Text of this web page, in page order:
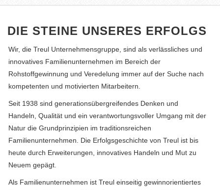
DIE STEINE UNSERES ERFOLGS
Wir, die Treul Unternehmensgruppe, sind als verlässliches und
innovatives Familienunternehmen im Bereich der
Rohstoffgewinnung und Veredelung immer auf der Suche nach
kompetenten und motivierten Mitarbeitern.
Seit 1938 sind generationsübergreifendes Denken und
Handeln, Qualität und ein verantwortungsvoller Umgang mit der
Natur die Grundprinzipien im traditionsreichen
Familienunternehmen. Die Erfolgsgeschichte von Treul ist bis
heute durch Erweiterungen, innovatives Handeln und Mut zu
Neuem gepägt.
Als Familienunternehmen ist Treul einseitig gewinnorientiertes